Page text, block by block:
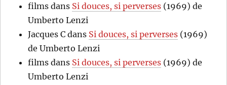
films dans Si douces, si perverses (1969) de
Umberto Lenzi
Jacques C dans Si douces, si perverses (1969)
de Umberto Lenzi
films dans Si douces, si perverses (1969) de
Umberto Lenzi